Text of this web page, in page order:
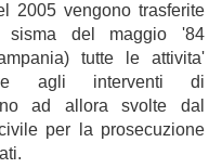
2005 vengono trasferite
sisma del maggio '84
tutte le attivita'
agli interventi di
ad allora svolte dal
per la prosecuzione